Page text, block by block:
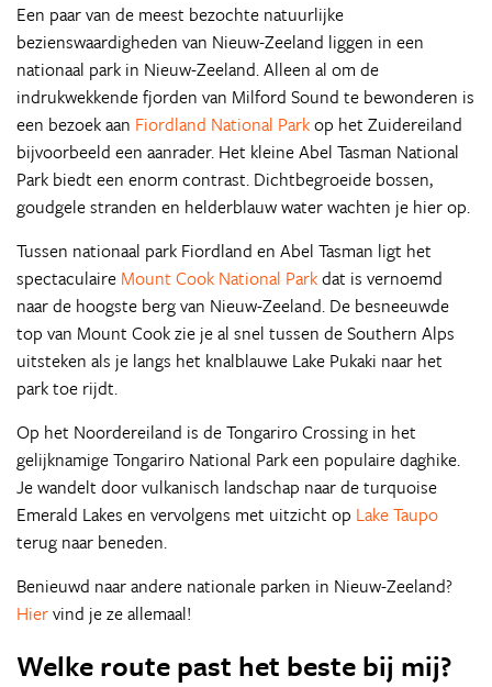
Een paar van de meest bezochte natuurlijke
bezienswaardigheden van Nieuw-Zeeland liggen in een
nationaal park in Nieuw-Zeeland. Alleen al om de
indrukwekkende fjorden van Milford Sound te bewonderen is
een bezoek aan Fiordland National Parkop het Zuidereiland
bijvoorbeeld een aanrader. Het kleine Abel Tasman National
Park biedt een enorm contrast. Dichtbegroeide bossen,
goudgele stranden en helderblauw water wachten je hier op.
Tussen nationaal park Fiordland en Abel Tasman ligt het
spectaculaire Mount Cook National Parkdat is vernoemd
naar de hoogste berg van Nieuw-Zeeland. De besneeuwde
top van Mount Cook zie je al snel tussen de Southern Alps
uitsteken als je langs het knalblauwe Lake Pukaki naar het
park toe rijdt.
Op het Noordereiland is de Tongariro Crossing in het
gelijknamige Tongariro National Park een populaire daghike.
Je wandelt door vulkanisch landschap naar de turquoise
Emerald Lakes en vervolgens met uitzicht op Lake Taupo
terug naar beneden.
Benieuwd naar andere nationale parken in Nieuw-Zeeland?
Hiervind je ze allemaal!
Welke route past het beste bij mij?